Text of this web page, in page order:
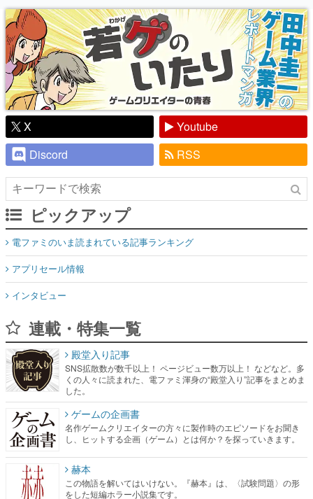
り】
X
Youtube
Discord
RSS
ピックアップ
電ファミのいま読まれている記事ランキング
アプリセール情報
インタビュー
連載・特集一覧
殿堂入り記事
SNS拡散数が数千以上！ ページビュー数万以上！ などなど。多
くの人々に読まれた、電ファミ渾身の“殿堂入り”記事をまとめま
した。
ゲームの企画書
名作ゲームクリエイターの方々に製作時のエピソードをお聞き
し、ヒットする企画（ゲーム）とは何か？を探っていきます。
赫本
この物語を解いてはいけない。『赫本』は、〈試験問題〉の形
をした短編ホラー小説集です。